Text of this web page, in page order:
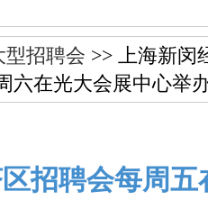
型招聘会 >> 上海新闵
六在光大会展中心举
招聘会每周